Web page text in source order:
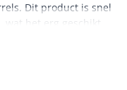
Dit product is snel
het erg geschikt
moet worden.
tien zakken van 20
in